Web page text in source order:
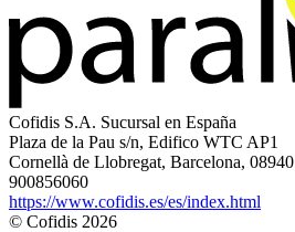
Cofidis S.A. Sucursal en España
Plaza de la Pau s/n, Edifico WTC AP1
Cornellà de Llobregat, Barcelona, 08940
900856060
https://www.cofidis.es/es/index.html
© Cofidis 2026